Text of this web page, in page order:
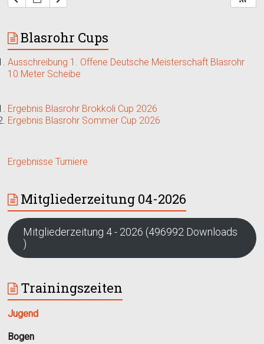
Blasrohr Cups
Ausschreibung 1. Offene Deutsche Meisterschaft Blasrohr
10 Meter Scheibe
Ergebnis Blasrohr Brokkoli Cup 2026
Ergebnis Blasrohr Sommer Cup 2026
Ergebnisse Turniere
Mitgliederzeitung 04-2026
Mitgliederzeitung 4 - 2026 (496992 Downloads
)
Trainingszeiten
Jugend
Bogen